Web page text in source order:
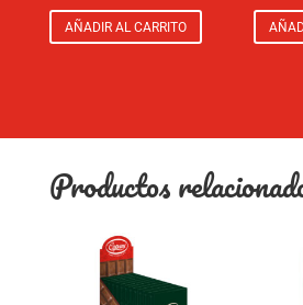
AÑADIR AL CARRITO
Productos